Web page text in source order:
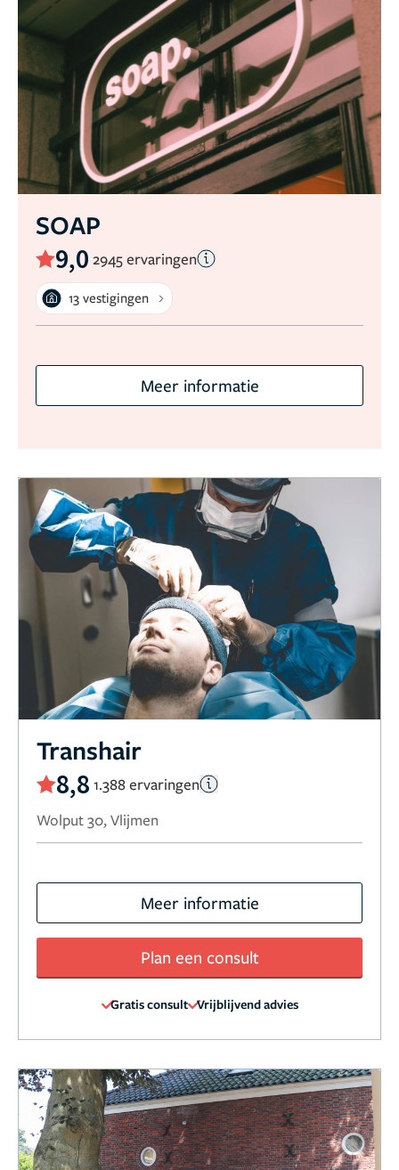
SOAP
9,0 2945 ervaringen
13 vestigingen
Meer informatie
Transhair
8,8 1.388 ervaringen
Wolput 30, Vlijmen
Meer informatie
Plan een consult
Gratis consult Vrijblijvend advies